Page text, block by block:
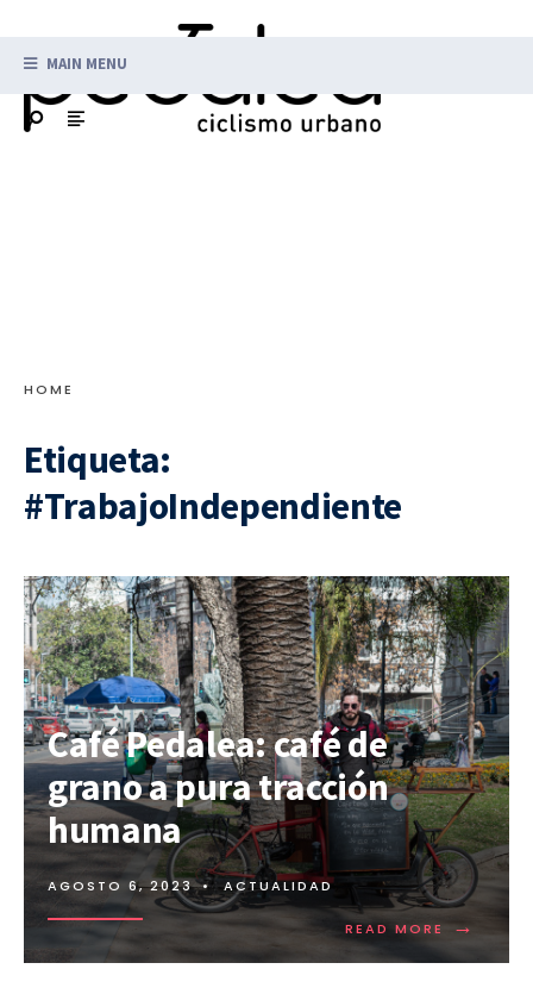
MAIN MENU
HOME
Etiqueta:
#TrabajoIndependiente
Café Pedalea: café de
grano a pura tracción
humana
AGOSTO 6, 2023 • ACTUALIDAD
READ MORE →